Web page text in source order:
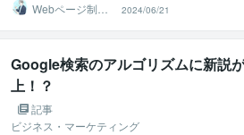
Webページ制作
効率化｜AI構成
設計士
2024/06/21
Google検索のアルゴリズムに新説
上！？
記事
ビジネス・マーケティング